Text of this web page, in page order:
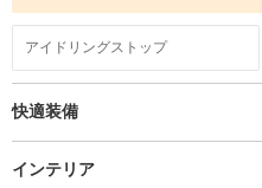
アイドリングストップ
快適装備
インテリア